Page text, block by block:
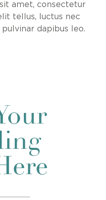
amet, consectetur
tellus, luctus nec
dapibus leo.